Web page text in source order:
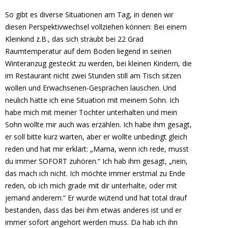
So gibt es diverse Situationen am Tag, in denen wir
diesen Perspektivwechsel vollziehen können: Bei einem
Kleinkind z.B., das sich sträubt bei 22 Grad
Raumtemperatur auf dem Boden liegend in seinen
Winteranzug gesteckt zu werden, bei kleinen Kindern, die
im Restaurant nicht zwei Stunden still am Tisch sitzen
wollen und Erwachsenen-Gesprächen lauschen. Und
neulich hatte ich eine Situation mit meinem Sohn. Ich
habe mich mit meiner Tochter unterhalten und mein
Sohn wollte mir auch was erzählen. Ich habe ihm gesagt,
er soll bitte kurz warten, aber er wollte unbedingt gleich
reden und hat mir erklärt: „Mama, wenn ich rede, musst
du immer SOFORT zuhören.“ Ich hab ihm gesagt, „nein,
das mach ich nicht. Ich möchte immer erstmal zu Ende
reden, ob ich mich grade mit dir unterhalte, oder mit
jemand anderem.“ Er wurde wütend und hat total drauf
bestanden, dass das bei ihm etwas anderes ist und er
immer sofort angehört werden muss. Da hab ich ihn